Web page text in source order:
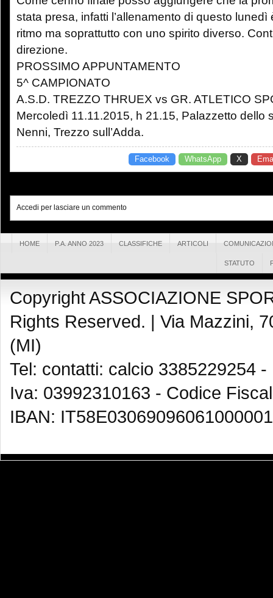
stata presa, infatti l’allenamento di questo
ritmo ma soprattutto con uno spirito diverso.
direzione.
PROSSIMO APPUNTAMENTO
5^ CAMPIONATO
A.S.D. TREZZO THRUEX vs GR. ATLETICO
Mercoledì 11.11.2015, h 21.15, Palazzetto dello
Nenni, Trezzo sull’Adda.
Facebook WhatsApp X
Accedi per lasciare un commento
HOME P.A. ANNO 2023 CLASSIFICHE ARTICOLI
STATUTO
Copyright ASSOCIAZIONE
Rights Reserved. | Via Mazzini,
(MI)
Tel: contatti: calcio 3385229254
Iva: 03992310163 - Codice
IBAN: